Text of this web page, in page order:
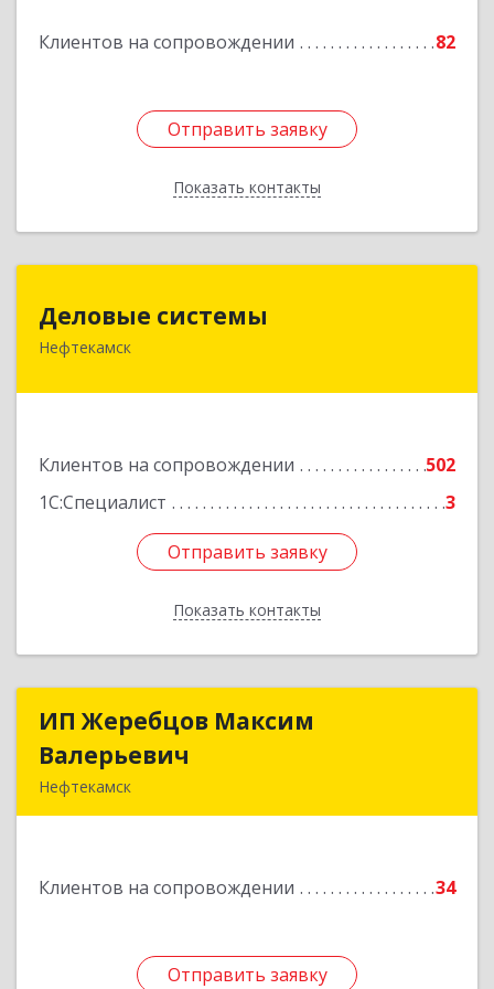
Клиентов на сопровождении 82
Отправить заявку
Показать контакты
Подробнее
Отправить заявку
Назад
Деловые системы
Нефтекамск
Клиентов на сопровождении
502
1С:Специалист
3
Отправить заявку
Показать контакты
452689, Башкортостан Респ, Нефтекамск г,
Отправить заявку
Назад
ИП Жеребцов Максим
Валерьевич
Нефтекамск
Клиентов на сопровождении 34
Отправить заявку
ИП Жеребцов Максим
Подробнее
Отправить заявку